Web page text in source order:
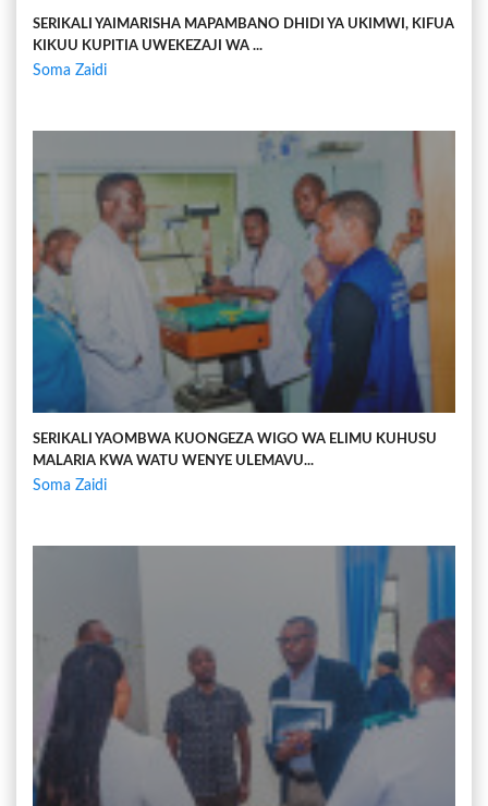
SERIKALI YAIMARISHA MAPAMBANO DHIDI YA UKIMWI, KIFUA
KIKUU KUPITIA UWEKEZAJI WA ...
Soma Zaidi
SERIKALI YAOMBWA KUONGEZA WIGO WA ELIMU KUHUSU
MALARIA KWA WATU WENYE ULEMAVU...
Soma Zaidi